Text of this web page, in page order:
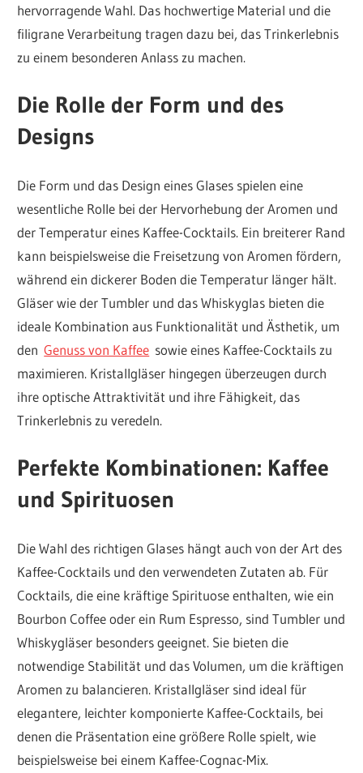
hervorragende Wahl. Das hochwertige Material und die
filigrane Verarbeitung tragen dazu bei, das Trinkerlebnis
zu einem besonderen Anlass zu machen.
Die Rolle der Form und des
Designs
Die Form und das Design eines Glases spielen eine
wesentliche Rolle bei der Hervorhebung der Aromen und
der Temperatur eines Kaffee-Cocktails. Ein breiterer Rand
kann beispielsweise die Freisetzung von Aromen fördern,
während ein dickerer Boden die Temperatur länger hält.
Gläser wie der Tumbler und das Whiskyglas bieten die
ideale Kombination aus Funktionalität und Ästhetik, um
denGenuss von Kaffee sowie eines Kaffee-Cocktails zu
maximieren. Kristallgläser hingegen überzeugen durch
ihre optische Attraktivität und ihre Fähigkeit, das
Trinkerlebnis zu veredeln.
Perfekte Kombinationen: Kaffee
und Spirituosen
Die Wahl des richtigen Glases hängt auch von der Art des
Kaffee-Cocktails und den verwendeten Zutaten ab. Für
Cocktails, die eine kräftige Spirituose enthalten, wie ein
Bourbon Coffee oder ein Rum Espresso, sind Tumbler und
Whiskygläser besonders geeignet. Sie bieten die
notwendige Stabilität und das Volumen, um die kräftigen
Aromen zu balancieren. Kristallgläser sind ideal für
elegantere, leichter komponierte Kaffee-Cocktails, bei
denen die Präsentation eine größere Rolle spielt, wie
beispielsweise bei einem Kaffee-Cognac-Mix.